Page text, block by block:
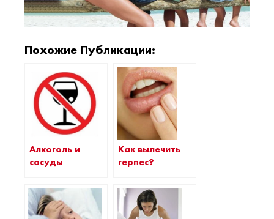
Похожие Публикации:
Алкоголь и
сосуды
Как вылечить
герпес?